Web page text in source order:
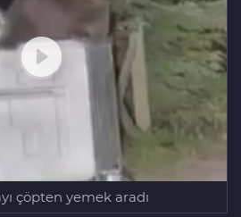
çöpten yemek aradı